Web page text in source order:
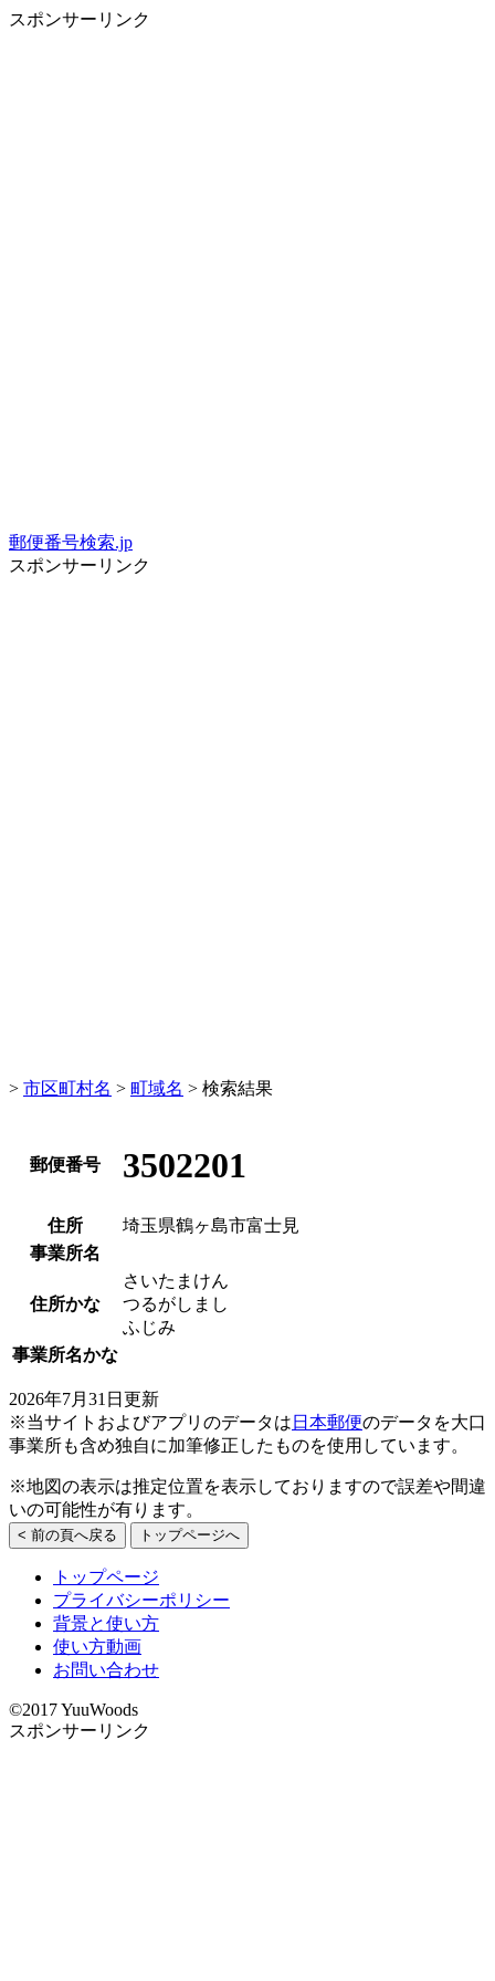
スポンサーリンク
郵便番号検索.jp
スポンサーリンク
> 市区町村名 > 町域名 > 検索結果
郵便番号 3502201
住所
埼玉県鶴ヶ島市富士見
事業所名
住所かな
さいたまけん
つるがしまし
ふじみ
事業所名かな
2026年7月31日更新
※当サイトおよびアプリのデータは 日本郵便のデータを大口
事業所も含め独自に加筆修正したものを使用しています。
50 m
※地図の表示は推定位置を表示しておりますので誤差や間違
いの可能性が有ります。
< 前の頁へ戻る トップページへ
トップページ
プライバシーポリシー
背景と使い方
使い方動画
お問い合わせ
©2017 YuuWoods
スポンサーリンク